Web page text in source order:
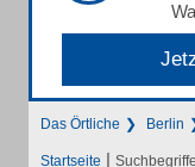
Das Örtliche Berlin
Startseite | Suchbegriffe